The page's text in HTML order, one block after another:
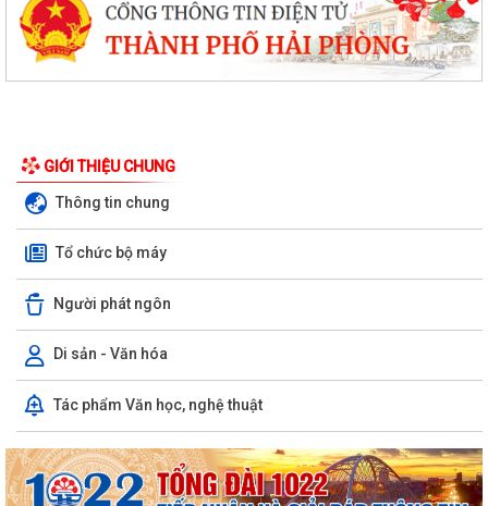
GIỚI THIỆU CHUNG
Thông tin chung
Tổ chức bộ máy
Người phát ngôn
Di sản - Văn hóa
Tác phẩm Văn học, nghệ thuật
trên Nền tảng “Bình dân học...
XÃ VIỆT KHÊ TỔ CHỨC HỘI NGHỊ TUYÊN TRUYỀN PHỔ BIẾN PHÁP
LUẬT VỀ TRẬT TỰ AN TOÀN GIAO THÔNG VÀ TRAO...